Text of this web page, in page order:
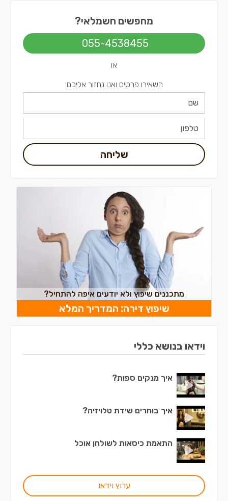
חשמלאים בירושלים
חשמלאים בתל אביב
מחפשים חשמלאי?
055-4538455
או
השאירו פרטים ואנו נחזור אליכם:
שליחה
מתכננים שיפוץ ולא יודעים איפה להתחיל?
שיפוץ דירה: המדריך המלא
וידאו בנושא כללי
איך מנקים ספות?
איך בוחרים שידת טלויזיה?
התאמת כיסאות לשולחן אוכל
ערוץ וידאו